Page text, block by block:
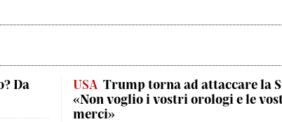
Da
USA Trump torna ad attaccare la
«Non voglio i vostri orologi e le
merci»